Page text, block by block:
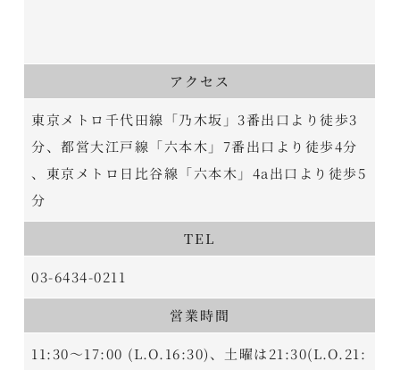
アクセス
東京メトロ千代田線「乃木坂」3番出口より徒歩3
分、都営大江戸線「六本木」7番出口より徒歩4分
、東京メトロ日比谷線「六本木」4a出口より徒歩5
分
TEL
03-6434-0211
営業時間
11:30～17:00 (L.O.16:30)、土曜は21:30(L.O.21: